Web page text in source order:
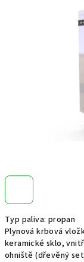
Typ paliva: propan
Plynová krbová
keramické sklo,
ohniště (dřevěný